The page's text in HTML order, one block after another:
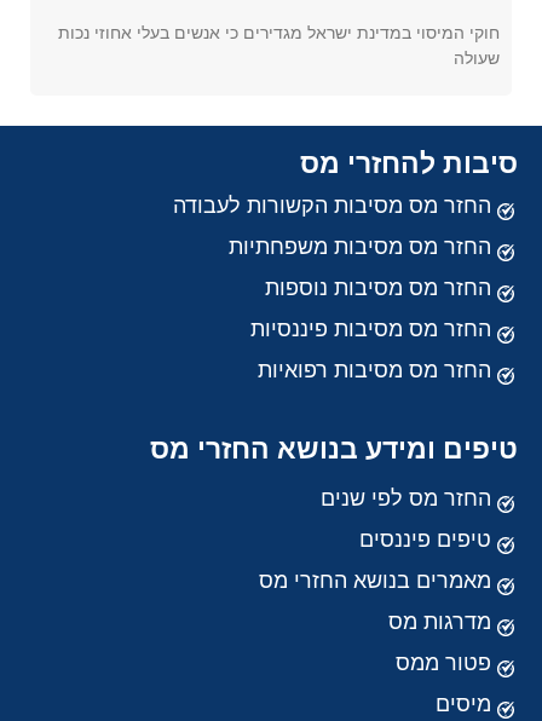
חוקי המיסוי במדינת ישראל מגדירים כי אנשים בעלי אחוזי נכות
שעולה
סיבות להחזרי מס
החזר מס מסיבות הקשורות לעבודה
החזר מס מסיבות משפחתיות
החזר מס מסיבות נוספות
החזר מס מסיבות פיננסיות
החזר מס מסיבות רפואיות
טיפים ומידע בנושא החזרי מס
החזר מס לפי שנים
טיפים פיננסים
מאמרים בנושא החזרי מס
מדרגות מס
פטור ממס
מיסים